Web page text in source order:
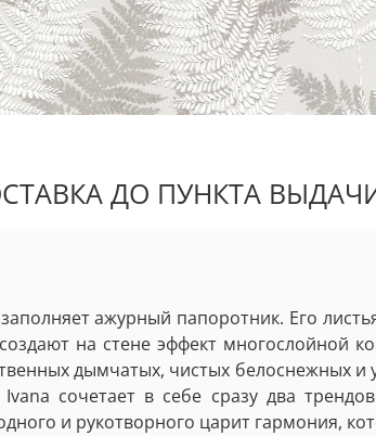
ДО ПУНКТА
ажурный папоротник. Его
на стене эффект многослойной
дымчатых, чистых белоснежных
сочетает в себе сразу два
и рукотворного царит гармония,